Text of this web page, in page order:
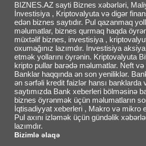
BIZNES.AZ sayti Biznes xəbərləri,
İnvestisiya , Kriptovalyuta və digər
edən biznes saytıdır. Pul qazanmaq
məlumatlar, biznes qurmaq haqda
müxtəlif biznes, investisiya ,
oxumağınız lazımdır. İnvestisiya
etmək yollarını öyrənin. Kriptovalyuta
kripto pullar barədə məlumatlar. Neft
Banklar haqqında ən son yeniliklər.
ən sərfəli kredit faizlər hansı banklarda
saytımızda Bank xeberleri bölməsinə
biznes öyrənmək üçün məlumatların
İqtisadiyyat xeberleri , Makro və mikro
Pul axını izləmək üçün gündəlik
lazımdır.
Bizimlə əlaqə